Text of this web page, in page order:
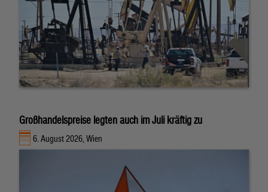
Großhandelspreise legten auch im Juli kräftig zu
6. August 2026, Wien